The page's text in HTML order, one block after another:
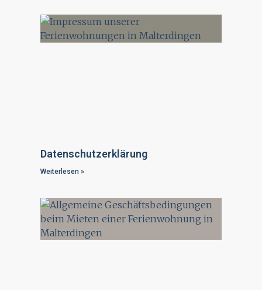
Datenschutzerklärung
Weiterlesen »